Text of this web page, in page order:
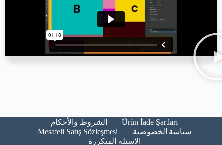
Ürün İade Şartları​
الشروط والأحكام​
سياسة الخصوصية
Mesafeli Satış Sözleşmesi
الاسئلة المتكررة